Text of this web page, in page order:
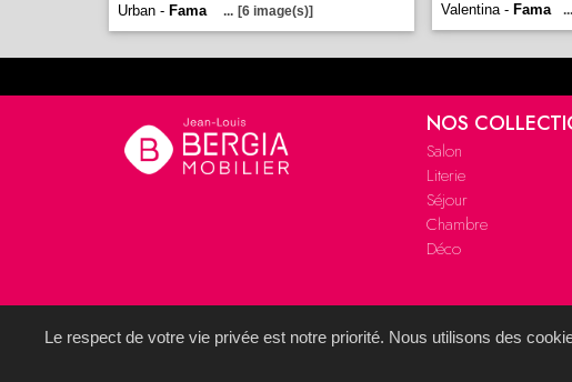
Urban - Fama ... [6 image(s)] Valentina - Fama ...
NOS
Salon
Literie
Séjour
Chambre
Déco
Système de
Le respect de votre vie privée est notre priorité. Nous utilisons des